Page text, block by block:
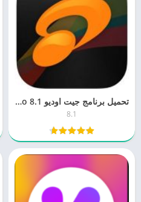
تحميل برنامج جيت اوديو jetAudio 8.1 للكمبيوتر برابط مباشر مجانا
8.1